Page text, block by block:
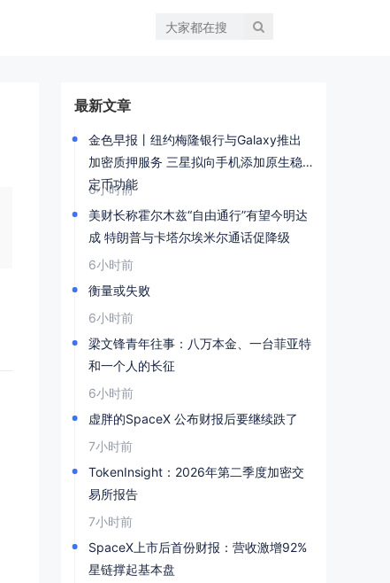
最新文章
金色早报丨纽约梅隆银行与Galaxy推出
加密质押服务 三星拟向手机添加原生稳
定币功能
6小时前
美财长称霍尔木兹“自由通行”有望今明达
成 特朗普与卡塔尔埃米尔通话促降级
6小时前
衡量或失败
6小时前
梁文锋青年往事：八万本金、一台菲亚特
和一个人的长征
6小时前
虚胖的SpaceX 公布财报后要继续跌了
7小时前
TokenInsight：2026年第二季度加密交
易所报告
7小时前
SpaceX上市后首份财报：营收激增92%
星链撑起基本盘